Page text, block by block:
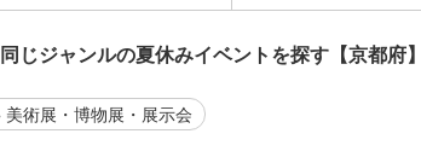
同じジャンルの夏休みイベントを探す【京都府】
美術展・博物展・展示会